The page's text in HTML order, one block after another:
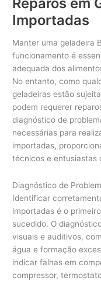
Importadas
Manter uma geladeira
funcionamento é
adequada dos
No entanto, como
geladeiras estão
podem requerer
diagnóstico de
necessárias para
importadas,
técnicos e entusiastas
Diagnóstico de
Identificar
importadas é o
sucedido. O
visuais e auditivos,
água e formação
indicar falhas em
compressor,